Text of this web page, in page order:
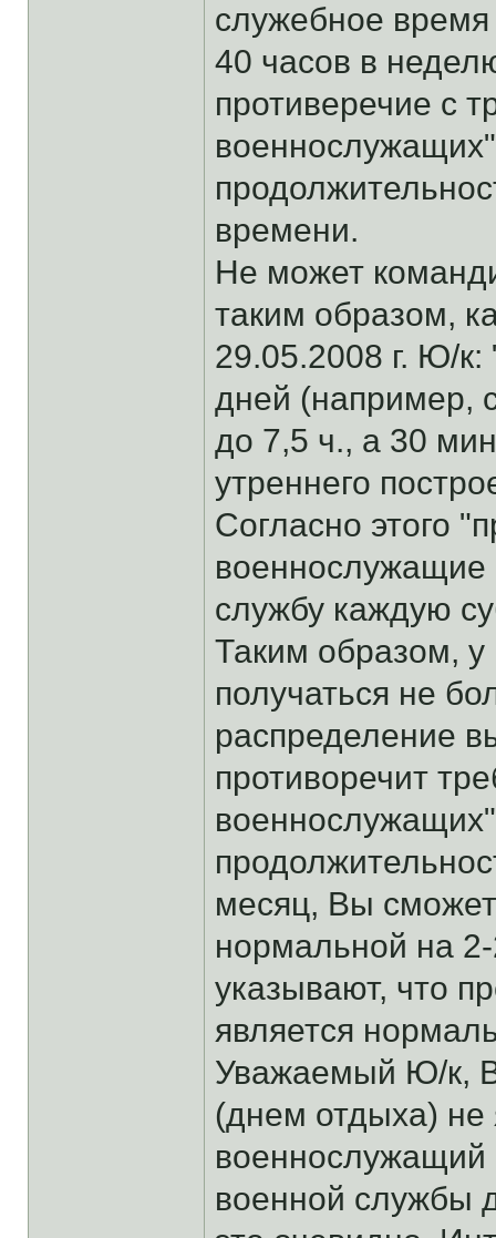
служебное
40 часов в
противеречие с
времени.
Не может
таким образом,
29.05.2008 г. Ю/к:
дней (например,
до 7,5 ч., а 30
утреннего
Согласно этого
военнослужащие
службу каждую
Таким образом,
получаться не
распределение
противоречит
месяц, Вы
нормальной на
указывают, что
является
Уважаемый Ю/к,
(днем отдыха) не
военнослужащий
военной службы